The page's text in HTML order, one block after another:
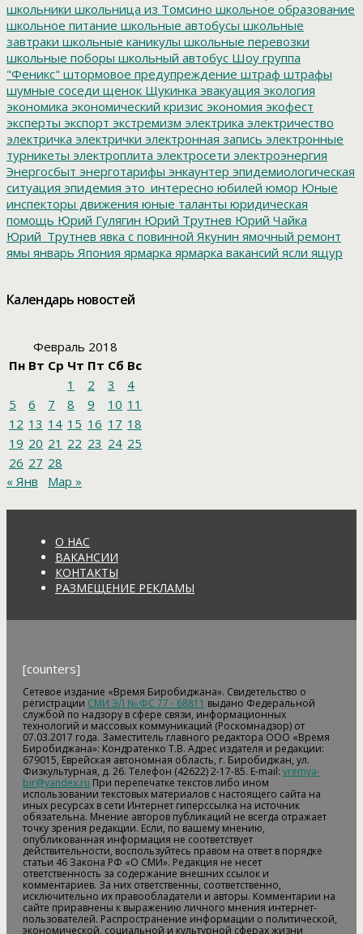
школьники школьница из Томсино школьное образование
школьное питание школьные автобусы школьные
завтраки школьные каникулы школьные перевозки
школьные поборы школьный автобус Шоу группа
"Феникс" штормовое предупреждение штраф штрафы
шумные соседи щенок Щукинка эвакуация экология
экономика экономический кризис экономия экофест
эксперты экспорт экстремизм электрика электричество
электричка электрички электронная запись электронные
турникеты электроплита электросети электроэнергия
Энергосбыт энерготарифы энкаунтер эпидемиологическая
ситуация эпидемия это_интересно юбилей юмор Юные
инспекторы движения юные таланты юридическая
помощь Юрий Гулягин Юрий Трутнев Юрий Чайка
Юрий_Трутнев явка с повинной Якунин ямочный ремонт
ямы январь Япония ярмарка ярмарка вакансий ясли ящур
Календарь новостей
Февраль 2018
Пн Вт Ср Чт Пт Сб Вс
1
2 3
4
5
6 7 8 9 10 11
12 13 14 15 16 17 18
19 20 21 22 23 24 25
26 27 28
« Янв
Мар »
О НАС
ВАКАНСИИ
КОНТАКТЫ
РАЗМЕЩЕНИЕ РЕКЛАМЫ
[counters]
Сетевое издание «Время Биробиджана». Свидетельство о
регистрации СМИ ЭЛ № ФС 77 - 68811 выдано Федеральной
службой по надзору в сфере связи, информационных
технологий и массовых коммуникаций (Роскомнадзор) от
07.03.2017 года. Заместитель главного редактора ООО «Время
Биробиджана»: Кондратенко Т.В. Адрес издателя и редакции:
679015, Еврейская автономная область, г. Биробиджан, ул.
Физкультурная, д. 26. Телефон (42622) 2-17-85. E-mail: vremya-
bir@yandex.ru При перепечатке текстов либо ином
использовании текстовых материалов с настоящего сайта на
иных ресурсах в сети Интернет гиперссылка на источник
обязательна. Мнение авторов публикаций не всегда отражает
точку зрения редакции. Если, по вашему мнению,
опубликованная информация не соответствует
действительности, воспользуйтесь правом на ответ в порядке
статьи 46 Закона РФ «О СМИ». Редакция не несет
ответственность за содержание внешних ссылок и
комментариев. За них ответственны, соответственно,
исключительно их правообладатели и авторы. Комментарии на
сайте приравнены к выражению личного мнения интернет-
пользователей. Распространение информации о политической,
экономической, социальной и культурной сферах жизни